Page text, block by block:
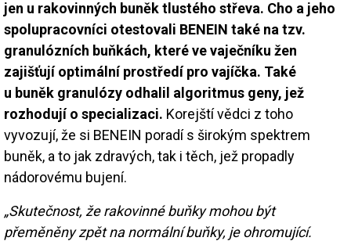
jen u rakovinných buněk tlustého střeva. Cho a jeho
spolupracovníci otestovali BENEIN také na tzv.
granulózních buňkách, které ve vaječníku žen
zajišťují optimální prostředí pro vajíčka. Také
u buněk granulózy odhalil algoritmus geny, jež
rozhodují o specializaci. Korejští vědci z toho
vyvozují, že si BENEIN poradí s širokým spektrem
buněk, a to jak zdravých, tak i těch, jež propadly
nádorovému bujení.
„Skutečnost, že rakovinné buňky mohou být
přeměněny zpět na normální buňky, je ohromující.